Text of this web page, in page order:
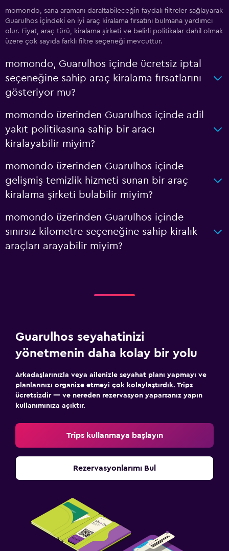
momondo, sana aramanı daraltabileceğin faydalı filtreler sağlayarak
Guarulhos içindeki en iyi araç kiralama fırsatını bulmana yardımcı
olur. Fiyat, araç türü, kiralama şirketi ve belirli politikalar dahil olmak
üzere çok sayıda farklı filtre seçeneği mevcuttur.
momondo, Guarulhos içinde ücretsiz iptal
seçeneğine sahip araç kiralama fırsatlarını
gösteriyor mu?
momondo üzerinden Guarulhos içinde adil
yakıt politikasına sahip bir aracı
kiralayabilir miyim?
momondo üzerinden Guarulhos içinde
gelişmiş temizlik hizmeti sunan bir araç
kiralama şirketi bulabilir miyim?
momondo üzerinden Guarulhos içinde
sınırsız kilometre seçeneğine sahip kiralık
araçları arayabilir miyim?
Guarulhos seyahatinizi
yönetmenin daha kolay bir yolu
Arkadaşlarınızla veya ailenizle seyahat planı yapmayı ve
planlarınızı organize etmeyi çok kolaylaştırdık. Trips
ücretsizdir — ve nereden rezervasyon yaparsanız yapın
kullanımınıza açıktır.
Trips kullanmaya başlayın
Rezervasyonlarımı Bul